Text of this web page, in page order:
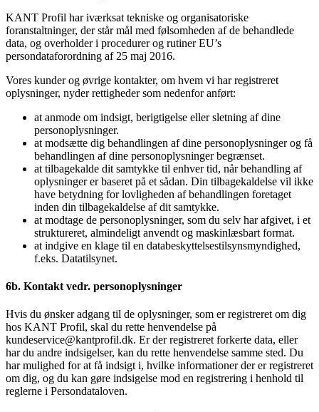
KANT Profil har iværksat tekniske og organisatoriske
foranstaltninger, der står mål med følsomheden af de be­handlede
data, og overholder i procedurer og rutiner EU’s
persondataforordning af 25 maj 2016.
Vores kunder og øvrige kontakter, om hvem vi har registreret
oplysninger, nyder rettigheder som nedenfor anført:
at anmode om indsigt, berigtigelse eller sletning af dine
personoplysninger.
at modsætte dig behandlingen af dine personoplysninger og få
behandlingen af dine personoplysninger begrænset.
at tilbagekalde dit samtykke til enhver tid, når behandling af
oplysninger er baseret på et sådan. Din tilbagekaldelse vil ikke
have betydning for lovligheden af behandlingen foretaget
inden din tilbage­kaldelse af dit samtykke.
at modtage de personoplysninger, som du selv har afgivet, i et
struktureret, almindeligt anvendt og maskinlæsbart format.
at indgive en klage til en databeskyttelsestilsynsmyndighed,
f.eks. Datatilsynet.
6b. Kontakt vedr. personoplysninger
Hvis du ønsker adgang til de oplysninger, som er registreret om dig
hos KANT Profil, skal du rette henvendelse på
kundeservice@kantprofil.dk. Er der registreret forkerte data, eller
har du andre indsigelser, kan du rette henvendelse samme sted. Du
har mulighed for at få indsigt i, hvilke informationer der er registreret
om dig, og du kan gøre indsigelse mod en registrering i henhold til
reglerne i Persondataloven.